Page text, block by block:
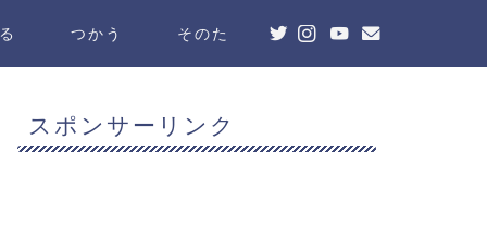
つかう そのた
スポンサーリンク